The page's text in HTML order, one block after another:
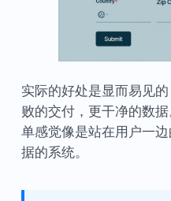
实际的好处是显而易见
败的交付，更干净的数
单感觉像是站在用户一
据的系统。